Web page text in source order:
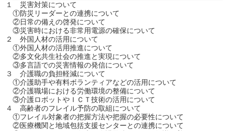
１ 災害対策について
①防災リーダーとの連携について
②日常の備えの啓発について
③災害時における非常用電源の確保について
２ 外国人材の活用について
①外国人材の活用推進について
②多文化共生社会の推進と実現について
③多言語での災害情報の発信について
３ 介護職の負担軽減について
①介護助手や有料ボランティアなどの活用について
②介護職場における労働環境の整備について
③介護ロボットやＩＣＴ技術の活用について
４ 高齢者のフレイル予防の取組について
①フレイル対象者の把握方法や把握の必要性について
②医療機関と地域包括支援センターとの連携について